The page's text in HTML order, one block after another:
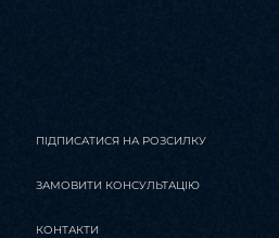
ПІДПИСАТИСЯ НА РОЗСИЛКУ
ЗАМОВИТИ КОНСУЛЬТАЦІЮ
КОНТАКТИ